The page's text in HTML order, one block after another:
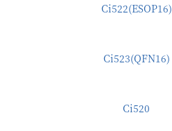
Ci522(ESOP16)
Ci523(QFN16)
Ci520